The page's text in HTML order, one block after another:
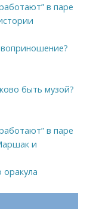
в паре
быть музой?
в паре
и